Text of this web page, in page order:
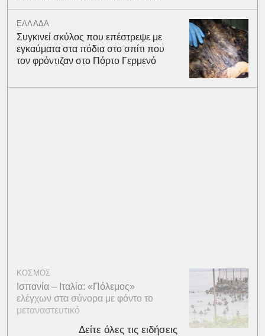
ΕΛΛΑΔΑ
Συγκινεί σκύλος που επέστρεψε με
εγκαύματα στα πόδια στο σπίτι που
τον φρόντιζαν στο Πόρτο Γερμενό
ΚΟΣΜΟΣ
Ισπανία – Ιταλία: «Πόλεμος»
ελέγχων στα σύνορα με φόντο το
μεταναστευτικό
Δείτε όλες τις ειδήσεις